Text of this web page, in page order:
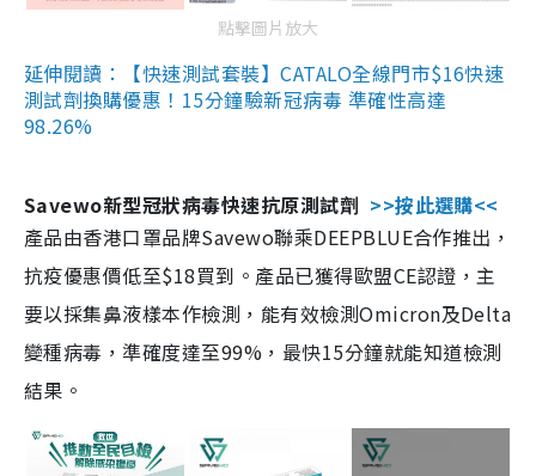
點擊圖片放大
延伸閱讀：【快速測試套裝】CATALO全線門市$16快速
測試劑換購優惠！15分鐘驗新冠病毒 準確性高達
98.26%
Savewo新型冠狀病毒快速抗原測試劑 >>按此選購<<
產品由香港口罩品牌Savewo聯乘DEEPBLUE合作推出，
抗疫優惠價低至$18買到。產品已獲得歐盟CE認證，主
要以採集鼻液樣本作檢測，能有效檢測Omicron及Delta
變種病毒，準確度達至99%，最快15分鐘就能知道檢測
結果。